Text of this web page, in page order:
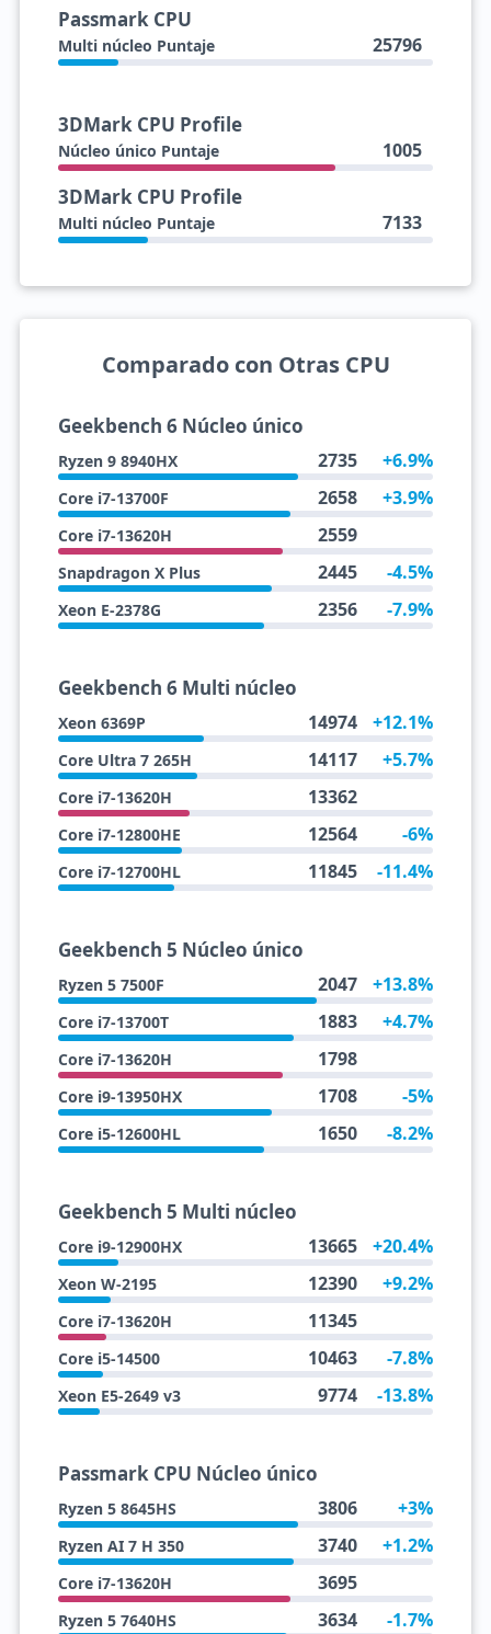
Passmark CPU
Multi núcleo Puntaje 25796
3DMark CPU Profile
Núcleo único Puntaje 1005
3DMark CPU Profile
Multi núcleo Puntaje 7133
Comparado con Otras CPU
Geekbench 6 Núcleo único
Ryzen 9 8940HX 2735 +6.9%
Core i7-13700F 2658 +3.9%
Core i7-13620H 2559
Snapdragon X Plus 2445 -4.5%
Xeon E-2378G 2356 -7.9%
Geekbench 6 Multi núcleo
Xeon 6369P 14974 +12.1%
Core Ultra 7 265H 14117 +5.7%
Core i7-13620H 13362
Core i7-12800HE 12564 -6%
Core i7-12700HL 11845 -11.4%
Geekbench 5 Núcleo único
Ryzen 5 7500F 2047 +13.8%
Core i7-13700T 1883 +4.7%
Core i7-13620H 1798
Core i9-13950HX 1708 -5%
Core i5-12600HL 1650 -8.2%
Geekbench 5 Multi núcleo
Core i9-12900HX 13665 +20.4%
Xeon W-2195 12390 +9.2%
Core i7-13620H 11345
Core i5-14500 10463 -7.8%
Xeon E5-2649 v3 9774 -13.8%
Passmark CPU Núcleo único
Ryzen 5 8645HS 3806 +3%
Ryzen AI 7 H 350 3740 +1.2%
Core i7-13620H 3695
Ryzen 5 7640HS 3634 -1.7%